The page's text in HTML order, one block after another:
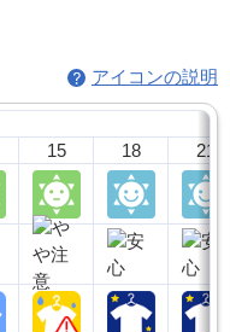
アイコンの説明
15 18 21